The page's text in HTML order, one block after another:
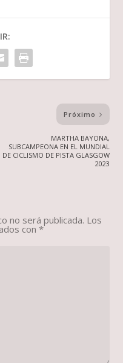
Próximo
MARTHA BAYONA,
SUBCAMPEONA EN EL MUNDIAL
DE CICLISMO DE PISTA GLASGOW
2023
no será publicada. Los
con*